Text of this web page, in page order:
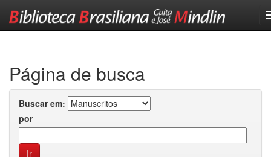
Página de busca
Buscar em:
por